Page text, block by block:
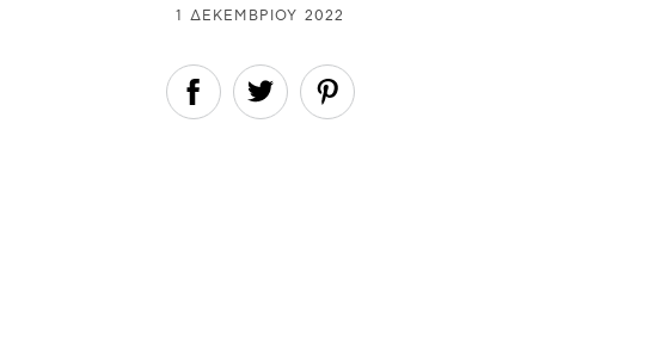
1 ΔΕΚΕΜΒΡΊΟΥ 2022